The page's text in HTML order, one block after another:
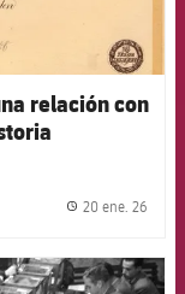
610
relación con
20 ene. 26
badge